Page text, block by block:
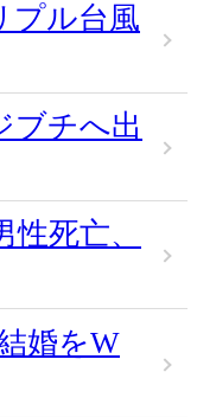
プル台風
ブチへ出
死亡、
婚をW